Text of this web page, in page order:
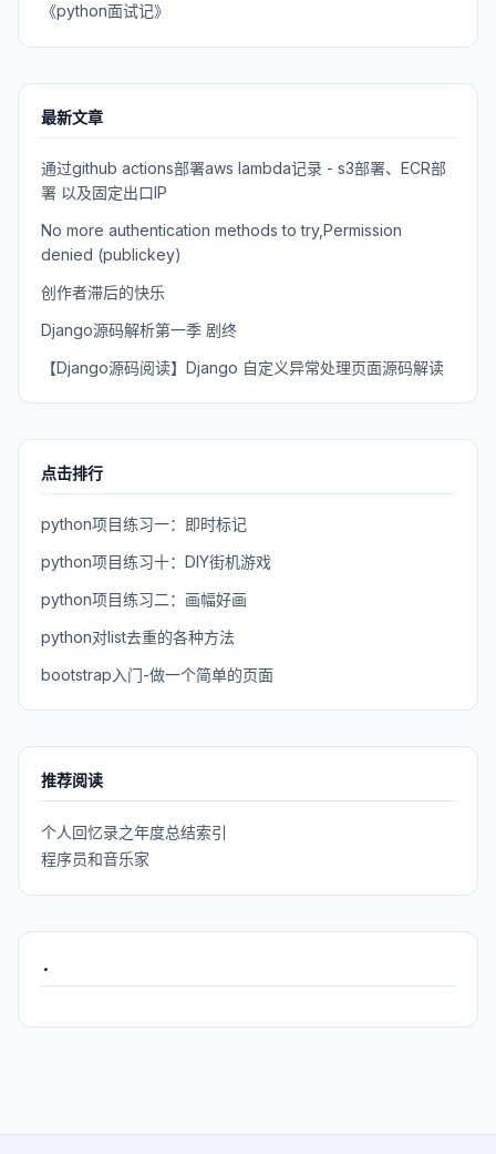
《python面试记》
最新文章
通过github actions部署aws lambda记录 - s3部署、ECR部
署 以及固定出口IP
No more authentication methods to try,Permission
denied (publickey)
创作者滞后的快乐
Django源码解析第一季 剧终
【Django源码阅读】Django 自定义异常处理页面源码解读
点击排行
python项目练习一：即时标记
python项目练习十：DIY街机游戏
python项目练习二：画幅好画
python对list去重的各种方法
bootstrap入门-做一个简单的页面
推荐阅读
个人回忆录之年度总结索引
程序员和音乐家
.